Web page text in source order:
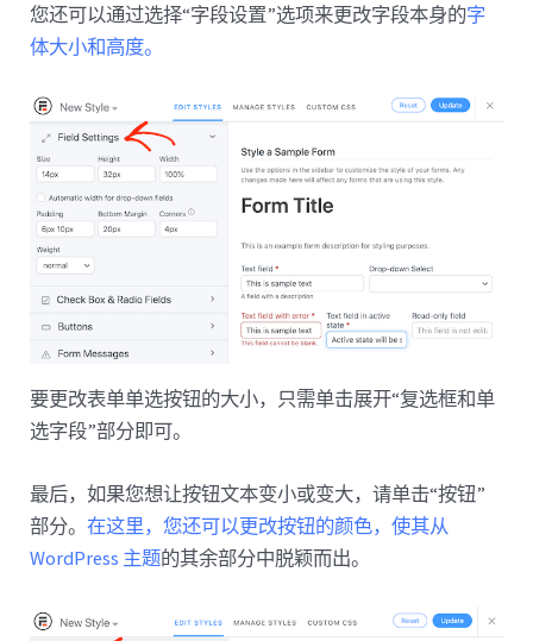
您还可以通过选择“字段设置”选项来更改字段本身的字
体大小和高度。
要更改表单单选按钮的大小，只需单击展开“复选框和单
选字段”部分即可。
最后，如果您想让按钮文本变小或变大，请单击“按钮”
部分。在这里，您还可以更改按钮的颜色，使其从
WordPress 主题的其余部分中脱颖而出。